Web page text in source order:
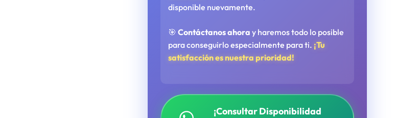
disponible nuevamente.
🎯Contáctanos ahora y haremos todo lo posible
para conseguirlo especialmente para ti. ¡Tu
satisfacción es nuestra prioridad!
¡Consultar Disponibilidad